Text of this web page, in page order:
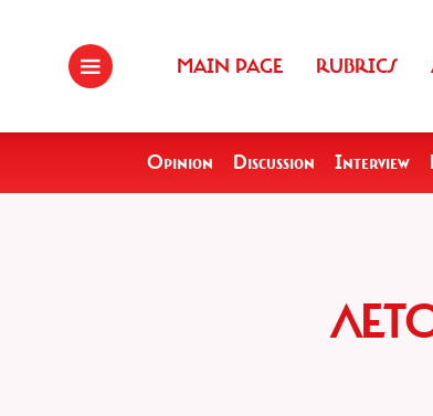
MAIN PAGE RUBRICS
Opinion Discussion Interview